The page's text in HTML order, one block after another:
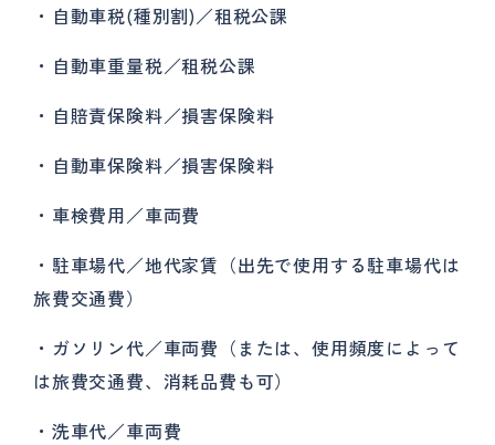
・自動車税(種別割)／租税公課
・自動車重量税／租税公課
・自賠責保険料／損害保険料
・自動車保険料／損害保険料
・車検費用／車両費
・駐車場代／地代家賃（出先で使用する駐車場代は
旅費交通費）
・ガソリン代／車両費（または、使用頻度によって
は旅費交通費、消耗品費も可）
・洗車代／車両費